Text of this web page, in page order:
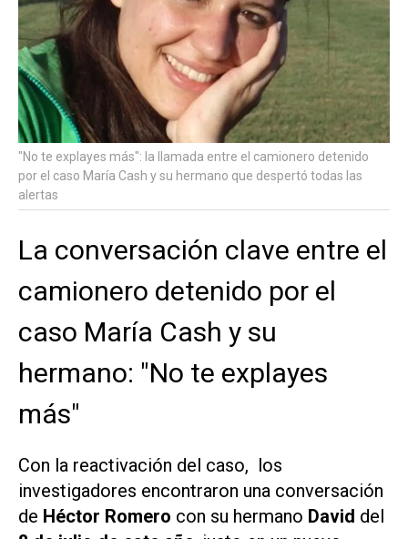
"No te explayes más": la llamada entre el camionero detenido
por el caso María Cash y su hermano que despertó todas las
alertas
La conversación clave entre el
camionero detenido por el
caso María Cash y su
hermano: "No te explayes
más"
Con la reactivación del caso, los
investigadores encontraron una conversación
de Héctor Romero con su hermano David del